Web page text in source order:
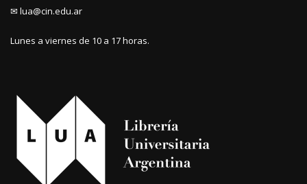
✉ lua@cin.edu.ar
Lunes a viernes de 10 a 17 horas.